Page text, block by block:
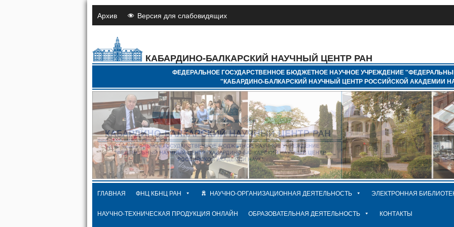
Архив Версия для слабовидящих
КАБАРДИНО-БАЛКАРСКИЙ НАУЧНЫЙ ЦЕНТР РАН
ФЕДЕРАЛЬНОЕ ГОСУДАРСТВЕННОЕ БЮДЖЕТНОЕ НАУЧНОЕ УЧРЕЖДЕНИЕ
"КАБАРДИНО-БАЛКАРСКИЙ НАУЧНЫЙ ЦЕНТР РОССИЙСКОЙ АКАДЕМИИ
ГЛАВНАЯ ФНЦ КБНЦ РАН НАУЧНО-ОРГАНИЗАЦИОННАЯ ДЕЯТЕЛЬНОСТЬ ЭЛЕКТРОННАЯ
НАУЧНО-ТЕХНИЧЕСКАЯ ПРОДУКЦИЯ ОНЛАЙН ОБРАЗОВАТЕЛЬНАЯ ДЕЯТЕЛЬНОСТЬ КОНТАКТЫ